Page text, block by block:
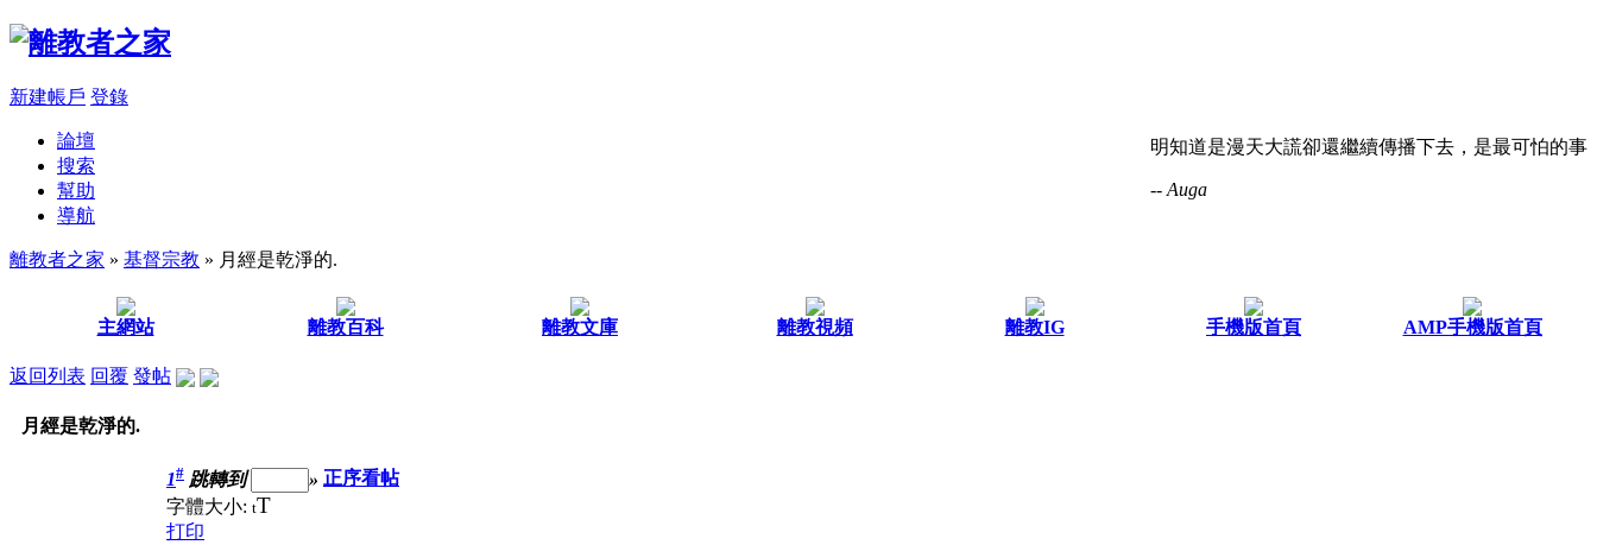
新建帳戶 登錄
明知道是漫天大謊卻還繼續傳播下去，是最可怕的事
-- Auga
論壇
搜索
幫助
導航
離教者之家 » 基督宗教 » 月經是乾淨的.
主網站 離教百科 離教文庫 離教視頻 離教IG 手機版首頁 AMP手機版首頁
返回列表 回覆 發帖
月經是乾淨的.
1# 跳轉到 » 正序看帖
字體大小: tT
打印